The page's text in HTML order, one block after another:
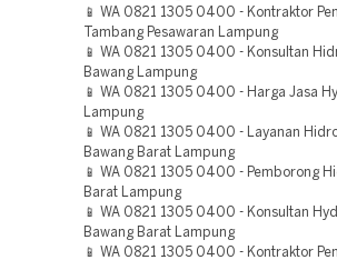
📱 WA 0821 1305 0400 - Kontraktor
Tambang Pesawaran Lampung
📱 WA 0821 1305 0400 - Konsultan
Bawang Lampung
📱 WA 0821 1305 0400 - Harga Jasa
Lampung
📱 WA 0821 1305 0400 - Layanan
Bawang Barat Lampung
📱 WA 0821 1305 0400 - Pemborong
Barat Lampung
📱 WA 0821 1305 0400 - Konsultan
Bawang Barat Lampung
📱 WA 0821 1305 0400 - Kontraktor